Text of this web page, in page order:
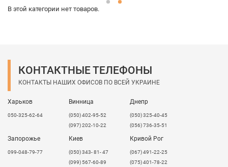
В этой категории нет товаров.
КОНТАКТНЫЕ ТЕЛЕФОНЫ
КОНТАКТЫ НАШИХ ОФИСОВ ПО ВСЕЙ УКРАИНЕ
Харьков
050-325-62-64
Винница
(050) 402-95-52
(097) 202-10-22
Днепр
(050) 325-40-45
(056) 736-35-51
Запорожье
099-048-79-77
Киев
(050) 343- 81- 47
(099) 567-60-89
Кривой Рог
(067) 491-22-25
(075) 401-78-22